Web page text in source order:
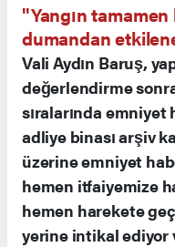
"Yangın
dumandan
Vali Aydın Baruş,
değerlendirme
sıralarında
adliye binası arşiv
üzerine emniyet
hemen itfaiyemize
hemen harekete
yerine intikal ediyor